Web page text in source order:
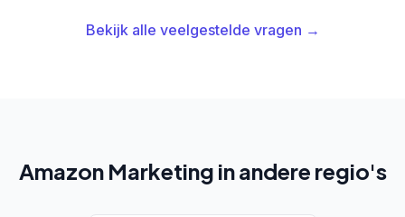
Bekijk alle veelgestelde vragen →
Amazon Marketing in andere regio's